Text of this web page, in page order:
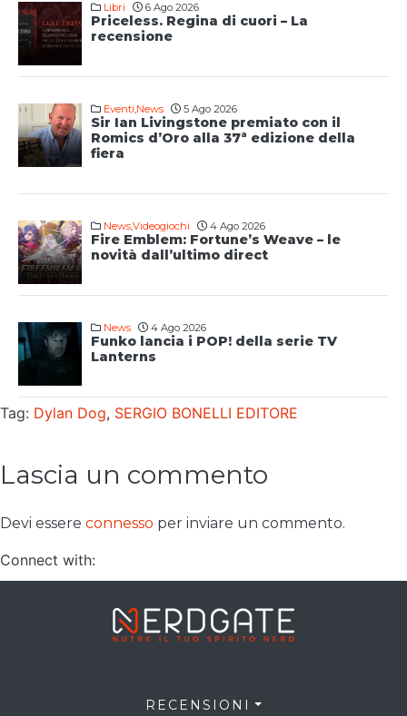
Libri 6 Ago 2026
Priceless. Regina di cuori – La
recensione
Eventi,News 5 Ago 2026
Sir Ian Livingstone premiato con il
Romics d’Oro alla 37ª edizione della
fiera
News,Videogiochi 4 Ago 2026
Fire Emblem: Fortune’s Weave – le
novità dall’ultimo direct
News 4 Ago 2026
Funko lancia i POP! della serie TV
Lanterns
Tag: Dylan Dog, SERGIO BONELLI EDITORE
Lascia un commento
Devi essere connesso per inviare un commento.
Connect with:
RECENSIONI